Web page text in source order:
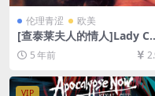
伦理青涩 欧美
[查泰莱夫人的情人]Lady
tterley’s Lover (1981)[百
网盘+夸克网盘+迅雷云盘资
1080P超清未删减][MP4/
B][中英字幕]
5 年前
VIP